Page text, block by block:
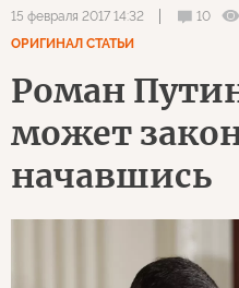
15 февраля 2017 14:32 10
ОРИГИНАЛ СТАТЬИ
Роман
может
начавшись